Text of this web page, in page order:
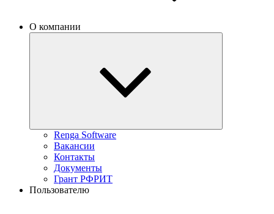
О компании
Renga Software
Вакансии
Контакты
Документы
Грант РФРИТ
Пользователю